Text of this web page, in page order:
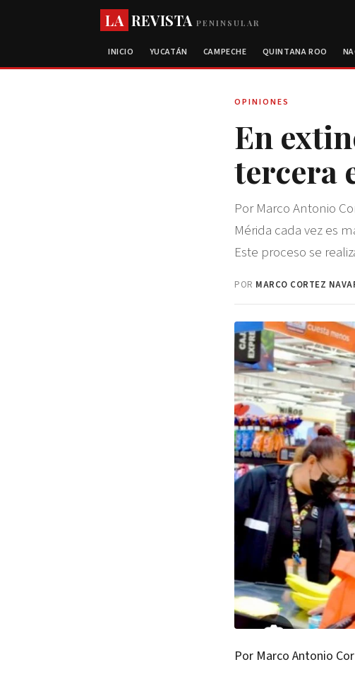
LA REVISTAPENINSULAR
INICIO YUCATÁN CAMPECHE QUINTANA ROO
OPINIONES
En
tercera
Por Marco Antonio
Mérida cada vez es
Este proceso se
POR MARCO CORTEZ
Por Marco Antonio